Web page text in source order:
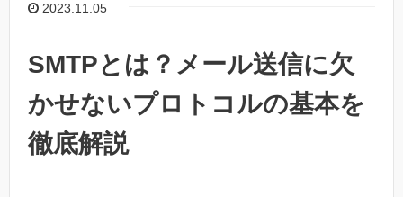
2023.11.05
SMTPとは？メール送信に欠
かせないプロトコルの基本を
徹底解説